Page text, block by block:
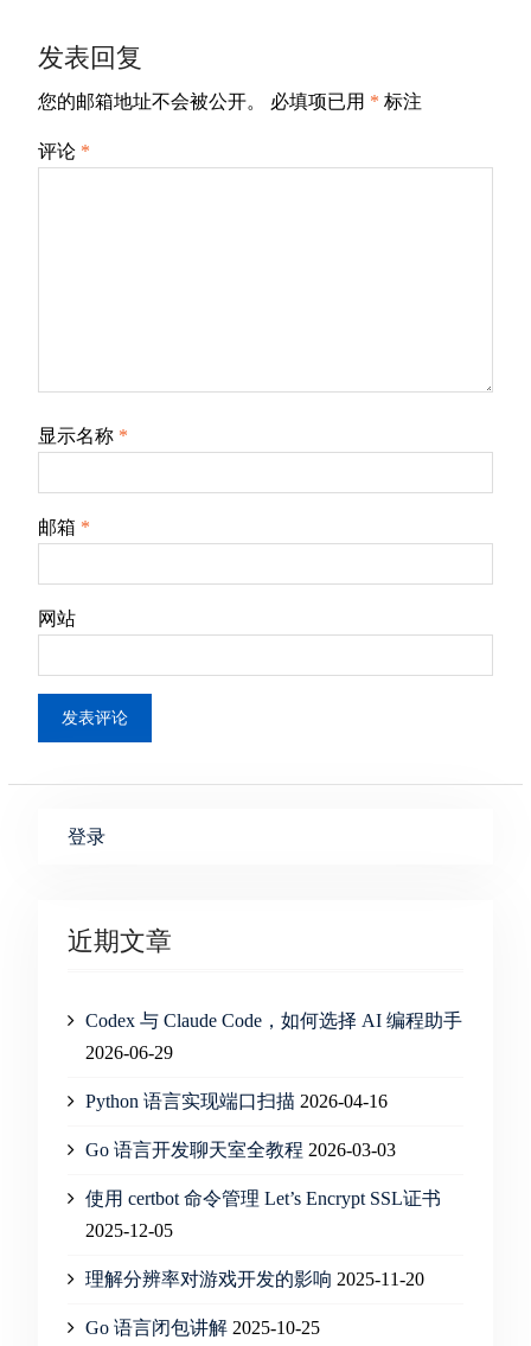
航
发表回复
您的邮箱地址不会被公开。 必填项已用 * 标注
评论 *
显示名称 *
邮箱 *
网站
登录
近期文章
Codex 与 Claude Code，如何选择 AI 编程助手
2026-06-29
Python 语言实现端口扫描 2026-04-16
Go 语言开发聊天室全教程 2026-03-03
使用 certbot 命令管理 Let’s Encrypt SSL证书
2025-12-05
理解分辨率对游戏开发的影响 2025-11-20
Go 语言闭包讲解 2025-10-25